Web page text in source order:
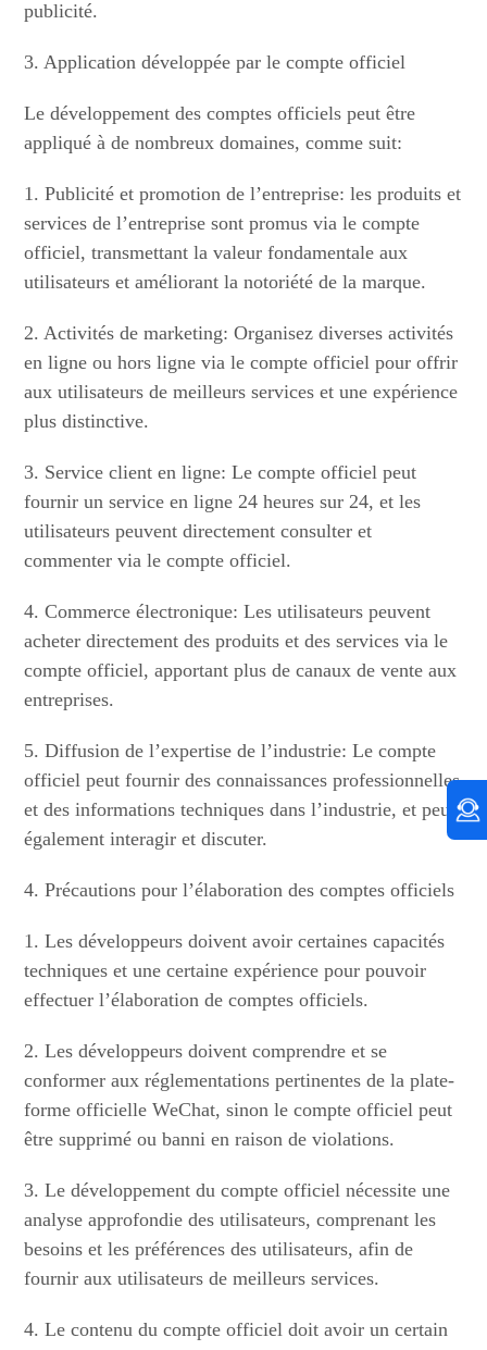
publicité.
3. Application développée par le compte officiel
Le développement des comptes officiels peut être
appliqué à de nombreux domaines, comme suit:
1. Publicité et promotion de l’entreprise: les produits et
services de l’entreprise sont promus via le compte
officiel, transmettant la valeur fondamentale aux
utilisateurs et améliorant la notoriété de la marque.
2. Activités de marketing: Organisez diverses activités
en ligne ou hors ligne via le compte officiel pour offrir
aux utilisateurs de meilleurs services et une expérience
plus distinctive.
3. Service client en ligne: Le compte officiel peut
fournir un service en ligne 24 heures sur 24, et les
utilisateurs peuvent directement consulter et
commenter via le compte officiel.
4. Commerce électronique: Les utilisateurs peuvent
acheter directement des produits et des services via le
compte officiel, apportant plus de canaux de vente aux
entreprises.
5. Diffusion de l’expertise de l’industrie: Le compte
officiel peut fournir des connaissances professionnelles
et des informations techniques dans l’industrie, et peut
également interagir et discuter.
4. Précautions pour l’élaboration des comptes officiels
1. Les développeurs doivent avoir certaines capacités
techniques et une certaine expérience pour pouvoir
effectuer l’élaboration de comptes officiels.
2. Les développeurs doivent comprendre et se
conformer aux réglementations pertinentes de la plate-
forme officielle WeChat, sinon le compte officiel peut
être supprimé ou banni en raison de violations.
3. Le développement du compte officiel nécessite une
analyse approfondie des utilisateurs, comprenant les
besoins et les préférences des utilisateurs, afin de
fournir aux utilisateurs de meilleurs services.
4. Le contenu du compte officiel doit avoir un certain